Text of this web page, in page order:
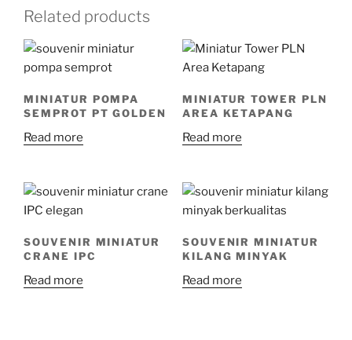
Related products
MINIATUR POMPA
SEMPROT PT GOLDEN
Read more
MINIATUR TOWER PLN
AREA KETAPANG
Read more
SOUVENIR MINIATUR
CRANE IPC
Read more
SOUVENIR MINIATUR
KILANG MINYAK
Read more